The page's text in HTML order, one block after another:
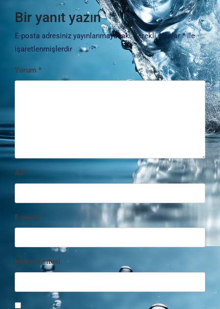
Bir yanıt yazın
E-posta adresiniz yayınlanmayacak. Gerekli alanlar*ile
işaretlenmişlerdir
Yorum *
Ad *
E-posta *
İnternet sitesi